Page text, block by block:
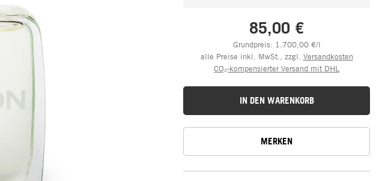
85,00 €
Grundpreis: 1.700,00 €/l
alle Preise inkl. MwSt., zzgl. Versandkosten
CO₂-kompensierter Versand mit DHL
IN DEN WARENKORB
MERKEN